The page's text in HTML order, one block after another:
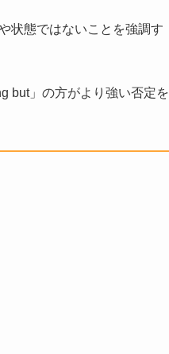
状態ではないことを強調す
but」の方がより強い否定を